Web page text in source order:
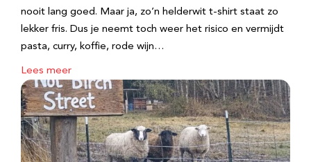
nooit lang goed. Maar ja, zo’n helderwit t-shirt staat zo
lekker fris. Dus je neemt toch weer het risico en vermijdt
pasta, curry, koffie, rode wijn…
Lees meer